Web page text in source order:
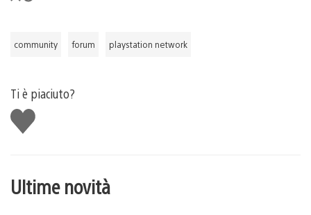
community forum playstation network
Ti è piaciuto?
Mi
piace
Ultime novità